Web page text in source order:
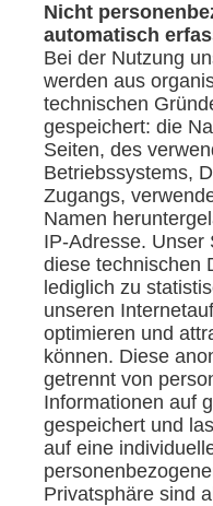
Nicht
automatisch
Bei der Nutzung
werden aus
technischen
gespeichert: die
Seiten, des
Betriebssystems,
Zugangs,
Namen
IP-Adresse. Unser
diese technischen
lediglich zu
unseren
optimieren und
können. Diese
getrennt von
Informationen auf
gespeichert und
auf eine
Privatsphäre sind